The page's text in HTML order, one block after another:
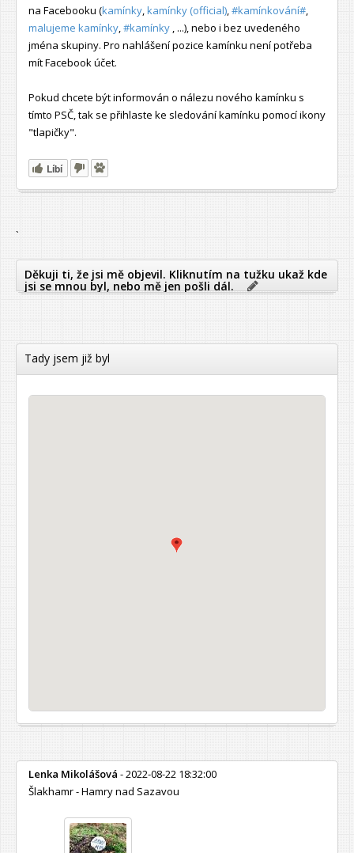
na Facebooku (kamínky kamínky (official) #kamínkování#
malujeme kamínky #kamínky , ...), nebo i bez uvedeného
jména skupiny. Pro nahlášení pozice kamínku není potřeba
mít Facebook účet.
Pokud chcete být informován o nálezu nového kamínku s
tímto PSČ, tak se přihlaste ke sledování kamínku pomocí ikony
"tlapičky".
Líbí
`
Děkuji ti, že jsi mě objevil. Kliknutím na tužku ukaž kde
jsi se mnou byl, nebo mě jen pošli dál.
Tady jsem již byl
Lenka Mikolášová - 2022-08-22 18:32:00
Šlakhamr - Hamry nad Sazavou